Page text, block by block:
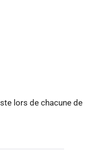
lors de chacune de